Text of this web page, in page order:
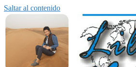
Saltar al contenido